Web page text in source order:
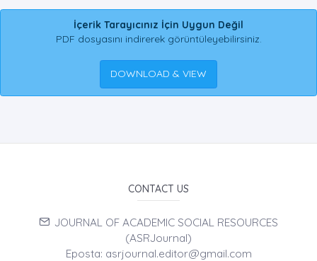
İçerik Tarayıcınız İçin Uygun Değil
PDF dosyasını indirerek görüntüleyebilirsiniz.
DOWNLOAD & VIEW
CONTACT US
JOURNAL OF ACADEMIC SOCIAL RESOURCES
(ASRJournal)
Eposta: asrjournal.editor@gmail.com